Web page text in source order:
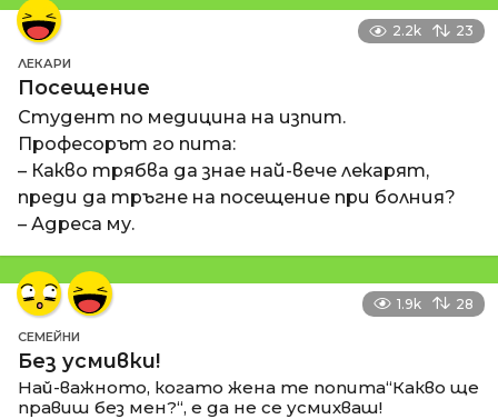
2.2k 23
ЛЕКАРИ
Посещение
Студент по медицина на изпит.
Професорът го пита:
– Какво трябва да знае най-вече лекарят,
преди да тръгне на посещение при болния?
– Адреса му.
1.9k 28
СЕМЕЙНИ
Без усмивки!
Най-важното, когато жена те попита“Какво ще
правиш без мен?“, е да не се усмихваш!